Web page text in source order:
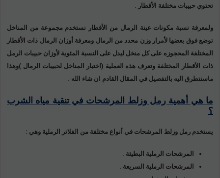
تحتوي حبيبات مختلفة الأقطار .
ولمعرفة نسبة مكونات عينة الرمال من الأقطار نستخدم مجموعة من المناخل
توضع فوق بعضها لأمرار وزن محدد من الرمال ومعرفة أوزان الرمال ذات الأقطار
المختلفة المحجوزه على كل منخل ليدل على النسبة المئوية لأوزان حبيبات الرمل
ذات الأقطار المختلفة وتعرف هذه العملية (اختبار المناخل لحبيبات الرمال )وهذا
ماسنتطرق اليه بالتفصيل في المقال القادم ان شاء الله .
ما هي أهمية رمل وزلط المرشحات في تنقية مياه الشرب
؟
يستخدم رمل وزلط المرشحات في أنواع مختلفة من الفلاتر الرملية وهي :
المرشحات الرملية البطيئة .
المرشحات الرملية السريعة .